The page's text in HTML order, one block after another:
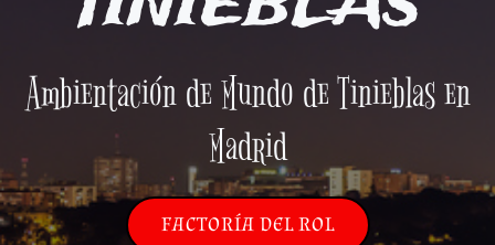
Ambientación de Mundo de Tinieblas en
Madrid
FACTORÍA DEL ROL